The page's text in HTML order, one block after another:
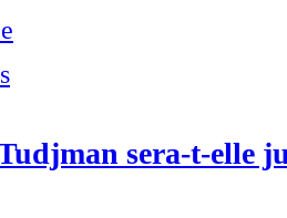
sera-t-elle